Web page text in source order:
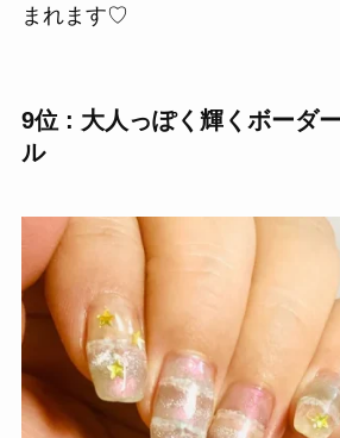
まれます♡
9位 : 大人っぽく輝くボーダ
ル